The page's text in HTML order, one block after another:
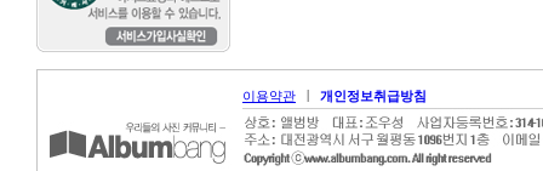
이용약관 | 개인정보취급방침